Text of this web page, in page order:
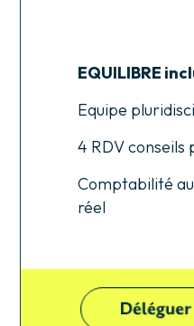
EQUILIBRE
Equipe
4 RDV conseils
Comptabilité
réel